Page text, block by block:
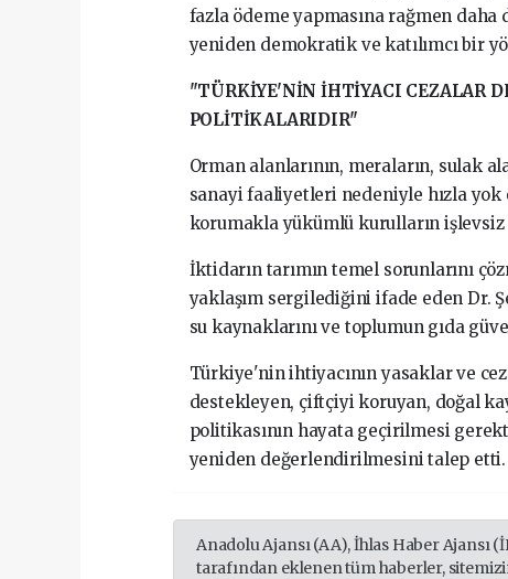
fazla ödeme yapmasına rağmen
yeniden demokratik ve katılımcı bir
"TÜRKİYE'NİN İHTİYACI CEZALAR
POLİTİKALARIDIR"
Orman alanlarının, meraların, sulak
sanayi faaliyetleri nedeniyle hızla
korumakla yükümlü kurulların
İktidarın tarımın temel sorunlarını
yaklaşım sergilediğini ifade eden Dr.
su kaynaklarını ve toplumun gıda
Türkiye'nin ihtiyacının yasaklar ve
destekleyen, çiftçiyi koruyan, doğal
politikasının hayata geçirilmesi
yeniden değerlendirilmesini talep etti.
Anadolu Ajansı (AA), İhlas Haber Ajansı
tarafından eklenen tüm haberler,